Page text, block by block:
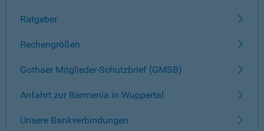
Ratgeber
Rechengrößen
Gothaer Mitglieder-Schutzbrief (GMSB)
Anfahrt zur Barmenia in Wuppertal
Unsere Bankverbindungen